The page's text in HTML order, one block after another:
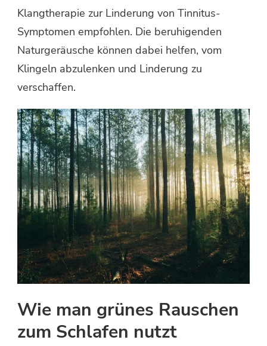
Klangtherapie zur Linderung von Tinnitus-
Symptomen empfohlen. Die beruhigenden
Naturgeräusche können dabei helfen, vom
Klingeln abzulenken und Linderung zu
verschaffen.
Wie man grünes Rauschen
zum Schlafen nutzt